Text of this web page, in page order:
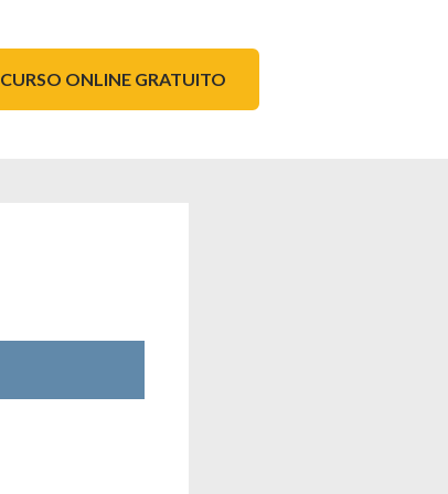
CURSO ONLINE GRATUITO